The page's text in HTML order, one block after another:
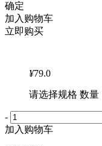
确定
加入购物车
立即购买
¥79.0
请选择规格 数量
-
加入购物车